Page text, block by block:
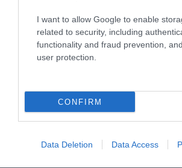
I want to allow Google to enable
related to security, including
functionality and fraud prevention,
user protection.
CONFIRM
Data Deletion Data Access